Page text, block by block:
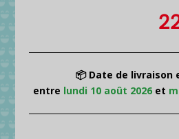
📦 Date de livraison
entre lundi 10 août 2026 et